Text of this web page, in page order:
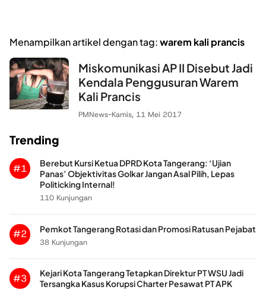
Menampilkan artikel dengan tag:warem kali prancis
Miskomunikasi AP II Disebut Jadi
Kendala Penggusuran Warem
Kali Prancis
PMNews-Kamis, 11 Mei 2017
Trending
#1
Berebut Kursi Ketua DPRD Kota Tangerang: ‘Ujian
Panas’ Objektivitas Golkar Jangan Asal Pilih, Lepas
Politicking Internal!
110 Kunjungan
#2
Pemkot Tangerang Rotasi dan Promosi Ratusan Pejabat
38 Kunjungan
#3
Kejari Kota Tangerang Tetapkan Direktur PT WSU Jadi
Tersangka Kasus Korupsi Charter Pesawat PT APK